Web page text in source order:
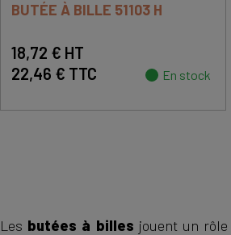
BUTÉE À BILLE 51103 H
18,72 € HT
22,46 € TTC
En stock
Les butées à billes jouent un